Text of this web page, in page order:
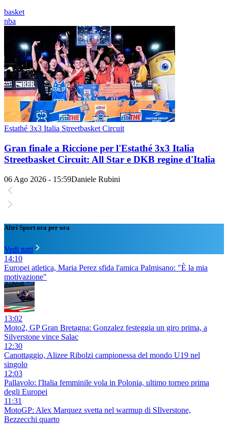
basket
nba
Estathé 3x3 Italia Streetbasket Circuit
Gran finale a Riccione per l'Estathé 3x3 Italia
Streetbasket Circuit: All Star e DKB regine d'Italia
06 Ago 2026 - 15:59Daniele Rubini
Altri Sport ora per ora
Vedi tutti
14:10
Europei atletica, Maria Perez sfida l'amica Palmisano: "È la mia
motivazione"
13:02
Moto2, GP Gran Bretagna: Gonzalez festeggia un giro prima, a
Silverstone vince Salac
12:30
Canottaggio, Alizee Ribolzi campionessa del mondo U19 nel
singolo
12:03
Pallavolo: l'Italia femminile vola in Polonia, ultimo torneo prima
degli Europei
11:31
MotoGP: Alex Marquez svetta nel warmup di SIlverstone,
Bezzecchi quarto